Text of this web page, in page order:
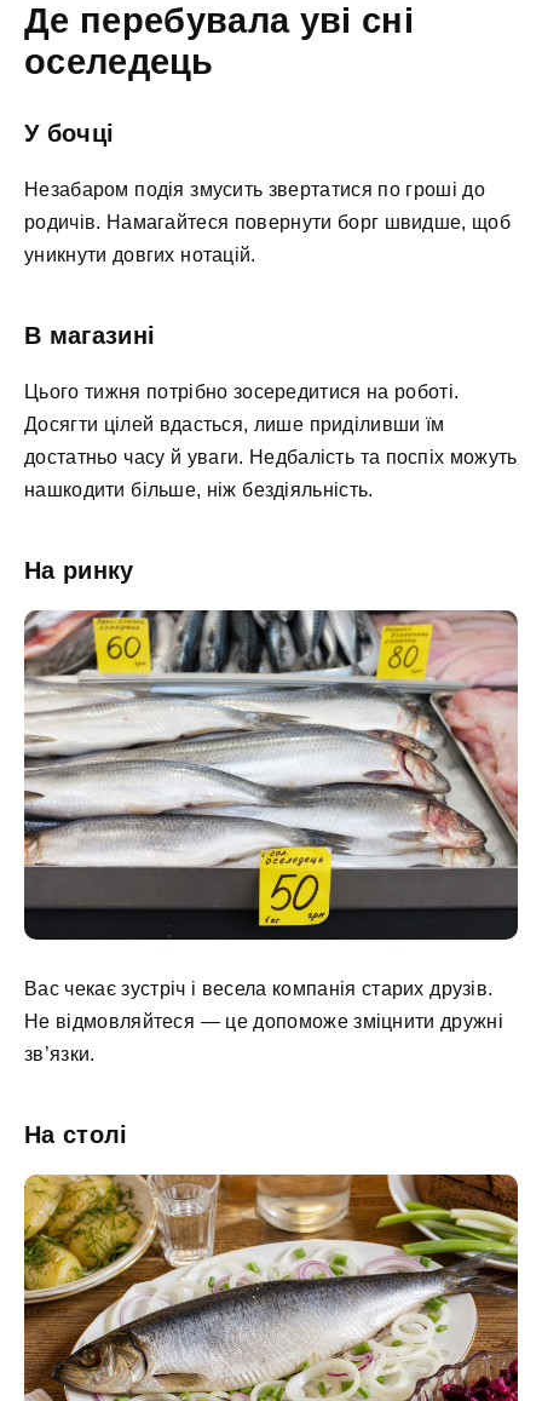
Де перебувала уві сні
оселедець
У бочці
Незабаром подія змусить звертатися по гроші до
родичів. Намагайтеся повернути борг швидше, щоб
уникнути довгих нотацій.
В магазині
Цього тижня потрібно зосередитися на роботі.
Досягти цілей вдасться, лише приділивши їм
достатньо часу й уваги. Недбалість та поспіх можуть
нашкодити більше, ніж бездіяльність.
На ринку
Вас чекає зустріч і весела компанія старих друзів.
Не відмовляйтеся — це допоможе зміцнити дружні
зв’язки.
На столі